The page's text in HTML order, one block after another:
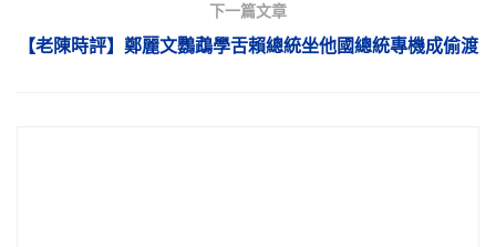
下一篇文章
【老陳時評】鄭麗文鸚鵡學舌賴總統坐他國總統專機成偷渡